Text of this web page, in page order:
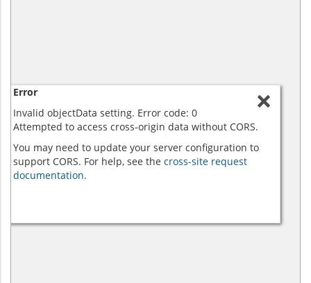
Error
Invalid objectData setting. Error code: 0
Attempted to access cross-origin data without CORS.
You may need to update your server configuration to
support CORS. For help, see the cross-site request
documentation.